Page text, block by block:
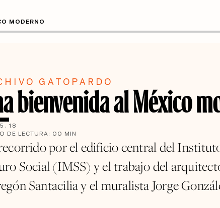
MODERNO
GATOPARDO
bienvenida al México
. 18
DE LECTURA: 00 MIN
por el edificio central del
Social (IMSS) y el trabajo del
Santacilia y el muralista Jorge